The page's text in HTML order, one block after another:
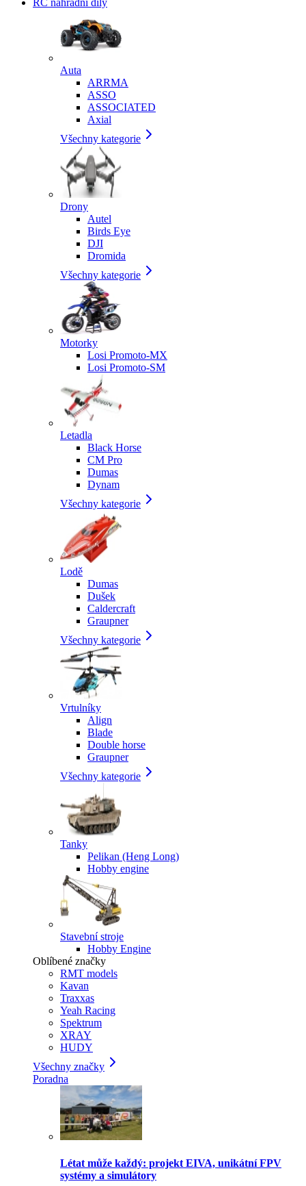
RC náhradní díly
Auta
ARRMA
ASSO
ASSOCIATED
Axial
Všechny kategorie
Drony
Autel
Birds Eye
DJI
Dromida
Všechny kategorie
Motorky
Losi Promoto-MX
Losi Promoto-SM
Letadla
Black Horse
CM Pro
Dumas
Dynam
Všechny kategorie
Lodě
Dumas
Dušek
Caldercraft
Graupner
Všechny kategorie
Vrtulníky
Align
Blade
Double horse
Graupner
Všechny kategorie
Tanky
Pelikan (Heng Long)
Hobby engine
Stavební stroje
Hobby Engine
Oblíbené značky
RMT models
Kavan
Traxxas
Yeah Racing
Spektrum
XRAY
HUDY
Všechny značky
Poradna
Létat může každý: projekt EIVA, unikátní FPV
systémy a simulátory